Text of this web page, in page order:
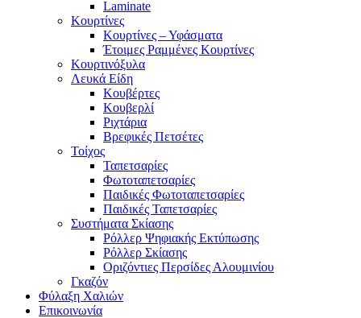
Laminate
Κουρτίνες
Κουρτίνες – Υφάσματα
Έτοιμες Ραμμένες Κουρτίνες
Κουρτινόξυλα
Λευκά Είδη
Κουβέρτες
Κουβερλί
Ριχτάρια
Βρεφικές Πετσέτες
Τοίχος
Ταπετσαρίες
Φωτοταπετσαρίες
Παιδικές Φωτοταπετσαρίες
Παιδικές Ταπετσαρίες
Συστήματα Σκίασης
Ρόλλερ Ψηφιακής Εκτύπωσης
Ρόλλερ Σκίασης
Οριζόντιες Περσίδες Αλουμινίου
Γκαζόν
Φύλαξη Χαλιών
Επικοινωνία